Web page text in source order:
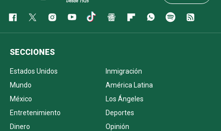
SECCIONES
Estados Unidos
Inmigración
Mundo
América Latina
México
Los Ángeles
Entretenimiento
Deportes
Dinero
Opinión